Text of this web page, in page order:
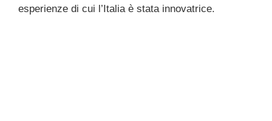
esperienze di cui l’Italia è stata innovatrice.